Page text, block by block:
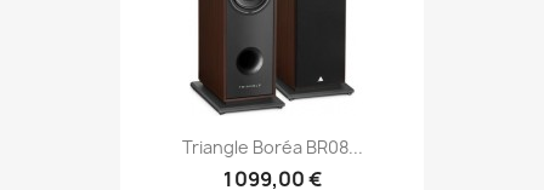
Triangle Boréa BR08...
1 099,00 €